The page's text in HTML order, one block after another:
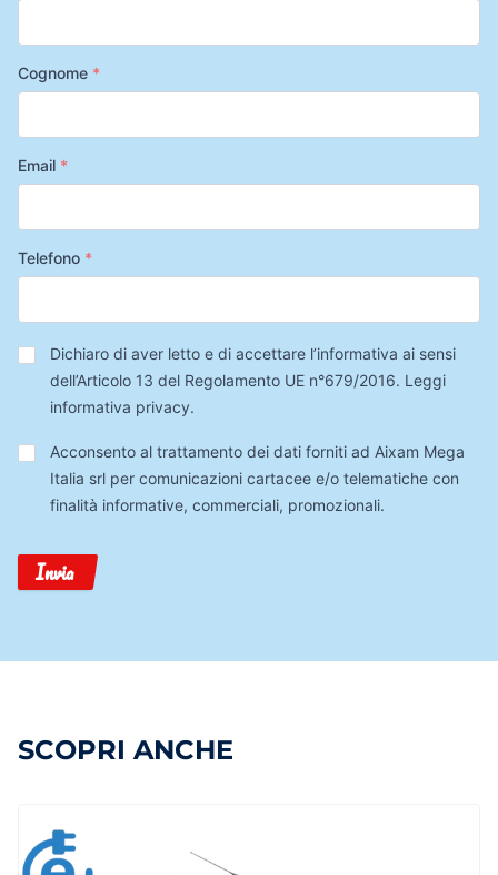
Cognome *
Email *
Telefono *
Privacy*
Dichiaro di aver letto e di accettare l’informativa ai sensi
dell’Articolo 13 del Regolamento UE n°679/2016. Leggi
informativa privacy.
Trattamento
Dati
Acconsento al trattamento dei dati forniti ad Aixam Mega
Italia srl per comunicazioni cartacee e/o telematiche con
finalità informative, commerciali, promozionali.
Invia
SCOPRI ANCHE